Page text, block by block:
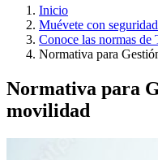
Inicio
Muévete con seguridad
Conoce las normas de
Normativa para
Normativa para
movilidad